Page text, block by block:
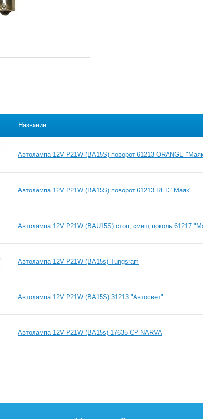
Название
Автолампа 12V P21W (BA15S) поворот 61213 ORANGE
Автолампа 12V P21W (BA15S) поворот 61213 RED "Маяк"
Автолампа 12V P21W (BAU15S) стоп, смещ цоколь 61217
Автолампа 12V P21W (BA15s) Tungsram
Автолампа 12V P21W (BA15S) 31213 "Автосвет"
Автолампа 12V P21W (BA15s) 17635 CP NARVA